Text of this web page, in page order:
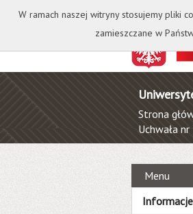
Strona
Uchwała
Menu
W ramach naszej witryny stosujemy pliki
zamieszczane w